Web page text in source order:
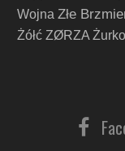
Wojna Złe
Żółć ZØRZA